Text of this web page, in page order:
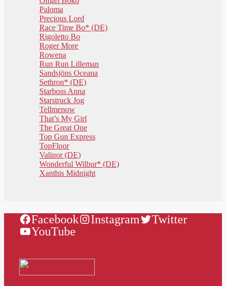
Paloma
Precious Lord
Race Time Bo* (DE)
Rigoletto Bo
Roger More
Rowena
Run Run Lilleman
Sandsjöns Oceana
Sethron* (DE)
Starboss Anna
Starstruck Jog
Tellmenow
That’s My Girl
The Great One
Top Gun Express
TopFloor
Valinor (DE)
Wonderful Wilbur* (DE)
Xanthis Midnight
Facebook Instagram
Twitter
YouTube